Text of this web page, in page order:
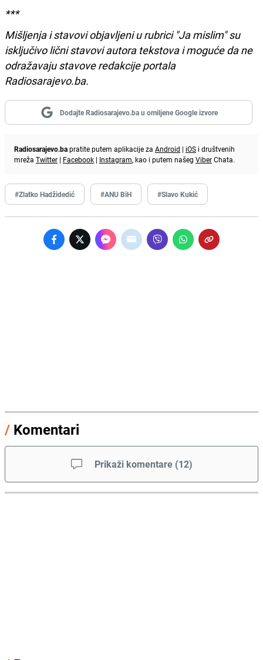
***
Mišljenja i stavovi objavljeni u rubrici "Ja mislim" su
isključivo lični stavovi autora tekstova i moguće da ne
odražavaju stavove redakcije portala
Radiosarajevo.ba.
Dodajte Radiosarajevo.ba u omiljene Google izvore
Radiosarajevo.bapratite putem aplikacije za Android | iOS i društvenih
mreža Twitter | Facebook | Instagram, kao i putem našeg ViberChata.
#Zlatko Hadžidedić #ANU BiH #Slavo Kukić
/ Komentari
Prikaži komentare (12)